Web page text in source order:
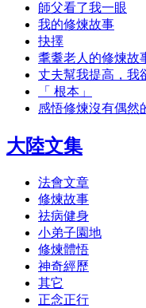
師父看了我一眼
我的修煉故事
抉擇
耄耋老人的修煉故
丈夫幫我提高，我
「 根本」
感悟修煉沒有偶然
大陸文集
法會文章
修煉故事
祛病健身
小弟子園地
修煉體悟
神奇經歷
其它
正念正行